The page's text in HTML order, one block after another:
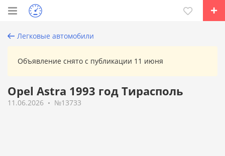
Легковые автомобили
Объявление снято с публикации 11 июня
Opel Astra 1993 год Тирасполь
11.06.2026 №13733